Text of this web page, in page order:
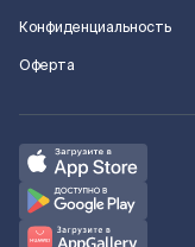
Конфиденциальность
Оферта